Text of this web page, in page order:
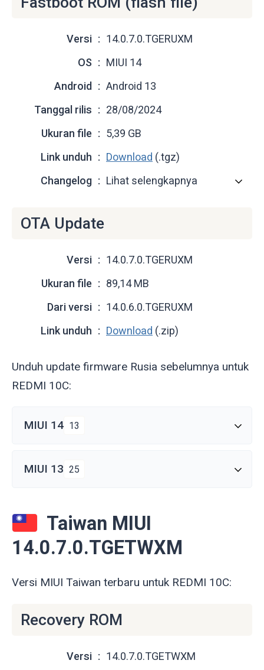
Versi
14.0.7.0.TGERUXM
OS
MIUI 14
Android
Android 13
Tanggal rilis
28/08/2024
Ukuran file
5,39 GB
Link unduh
Download (.tgz)
Changelog
Lihat selengkapnya
OTA Update
Versi
14.0.7.0.TGERUXM
Ukuran file
89,14 MB
Dari versi
14.0.6.0.TGERUXM
Link unduh
Download (.zip)
Unduh update firmware Rusia sebelumnya untuk
REDMI 10C:
MIUI 14 13
MIUI 13 25
Taiwan MIUI
14.0.7.0.TGETWXM
Versi MIUI Taiwan terbaru untuk REDMI 10C:
Recovery ROM
Versi 14.0.7.0.TGETWXM